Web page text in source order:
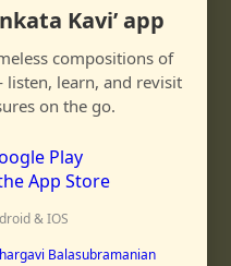
aruḷ purindu
taka
jhantari
Kavi’ app
compositions of
learn, and revisit
on the go.
& IOS
Balasubramanian